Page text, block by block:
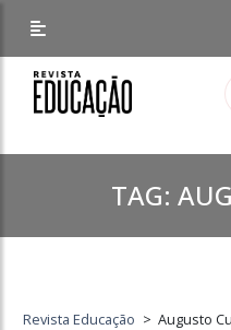
TAG:
Revista Educação > Augusto